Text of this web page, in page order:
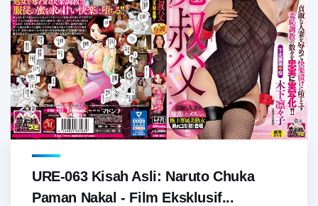
URE-063 Kisah Asli: Naruto Chuka
Paman Nakal - Film Eksklusif...